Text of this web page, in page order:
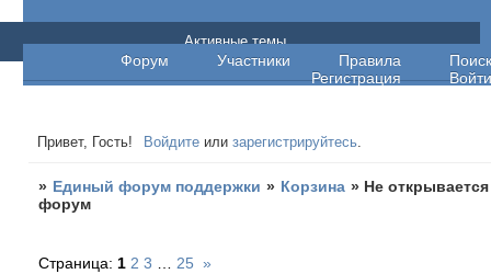
Единый форум поддержки
Форум Участники Правила
Поиск
Регистрация
Войти
Активные темы
Привет, Гость! Войдите илизарегистрируйтесь.
» Единый форум поддержки » Корзина » Не открывается
форум
Страница: 1 2 3 25 »